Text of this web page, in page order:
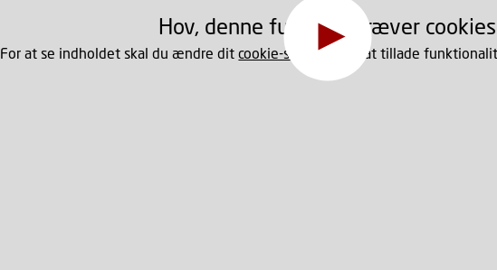
Hov, denne funktion kræver cookies
For at se indholdet skal du ændre ditcookie-samtykke til at tillade